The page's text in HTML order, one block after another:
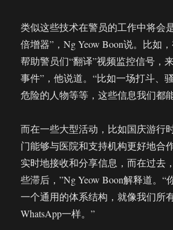
类似这些技术在警员的工作中将会
倍增器”，Ng Yeow Boon说。比如
帮助警员们“翻译”视频监控信号，
事件”，他说道。“比如一场打斗、
危险的人物等等，这些信息我们都
而在一些大型活动，比如国庆游行
门能够与医院和支持机构更好地合
实时地接收和分享信息，而在过去
些滞后，”Ng Yeow Boon解释道。“
一个通用的体系结构，就像我们所
WhatsApp一样。”